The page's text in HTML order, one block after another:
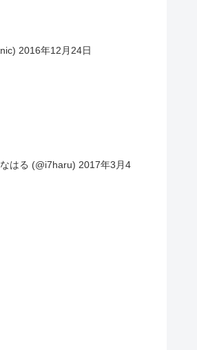
2016年12月24日
はる (@i7haru) 2017年3月4